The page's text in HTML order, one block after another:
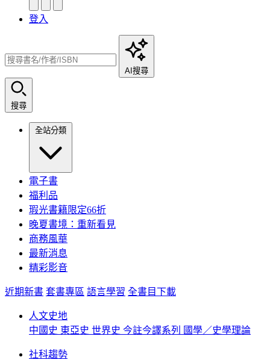
登入
AI搜尋
搜尋
全站分類
電子書
福利品
瑕光書籍限定66折
晚夏書境：重新看見
商務風華
最新消息
精彩影音
近期新書 套書專區 語言學習 全書目下載
人文史地
中國史 東亞史 世界史 今註今譯系列 國學／史學理論
社科趨勢